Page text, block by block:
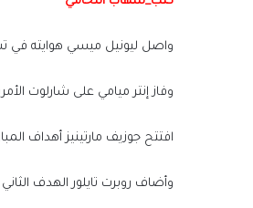
واصل ليونيل ميسي هوايته في
وفاز إنتر ميامي على شارلوت
افتتح جوزيف مارتينيز أهداف
وأضاف روبرت تايلور الهدف الثاني